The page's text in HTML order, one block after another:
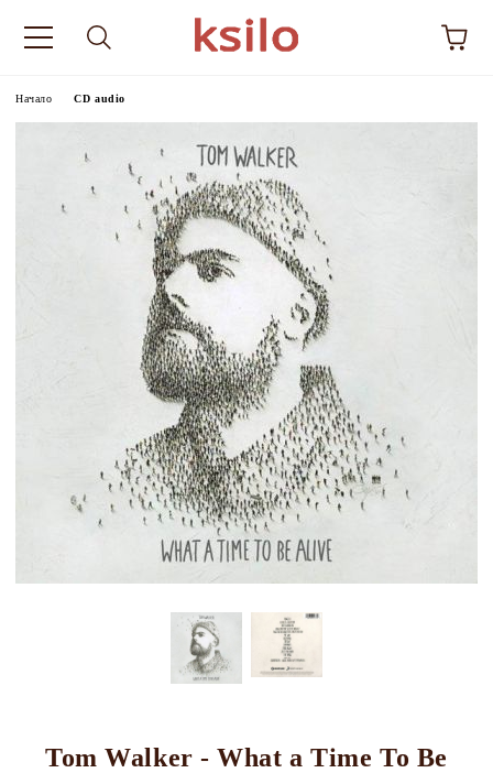
Начало CD audio
Tom Walker - What a Time To Be